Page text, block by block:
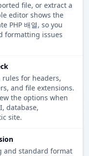
file, or extract a
editor shows the
PHP 배열, so you
formatting issues
for headers,
and file extensions.
the options when
database,
site.
and standard format